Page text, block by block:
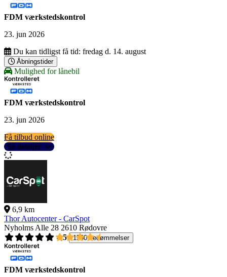
FDM værkstedskontrol
23. jun 2026
Du kan tidligst få tid: fredag d. 14. august
Åbningstider
Mulighed for lånebil
FDM værkstedskontrol
23. jun 2026
Få tilbud online
Se detaljer
6,9 km
Thor Autocenter - CarSpot
Nyholms Alle 28 2610 Rødovre
4,5
1560 bedømmelser
FDM værkstedskontrol